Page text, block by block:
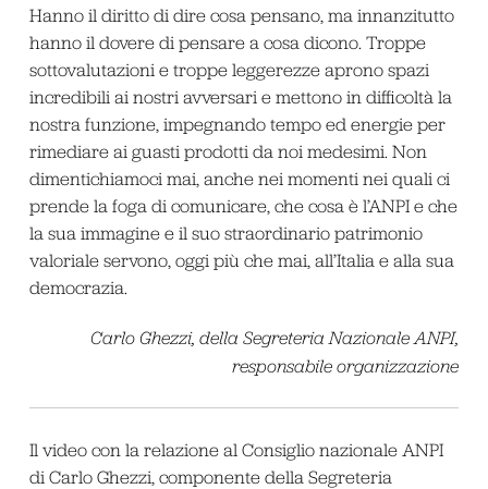
Hanno il diritto di dire cosa pensano, ma innanzitutto
hanno il dovere di pensare a cosa dicono. Troppe
sottovalutazioni e troppe leggerezze aprono spazi
incredibili ai nostri avversari e mettono in difficoltà la
nostra funzione, impegnando tempo ed energie per
rimediare ai guasti prodotti da noi medesimi. Non
dimentichiamoci mai, anche nei momenti nei quali ci
prende la foga di comunicare, che cosa è l’ANPI e che
la sua immagine e il suo straordinario patrimonio
valoriale servono, oggi più che mai, all’Italia e alla sua
democrazia.
Carlo Ghezzi, della Segreteria Nazionale ANPI,
responsabile organizzazione
Il video con la relazione al Consiglio nazionale ANPI
di Carlo Ghezzi, componente della Segreteria